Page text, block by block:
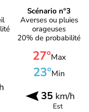
Scénario n°3
Averses ou pluies
orageuses
20% de probabilité
27°Max
23°Min
35 km/h
Est